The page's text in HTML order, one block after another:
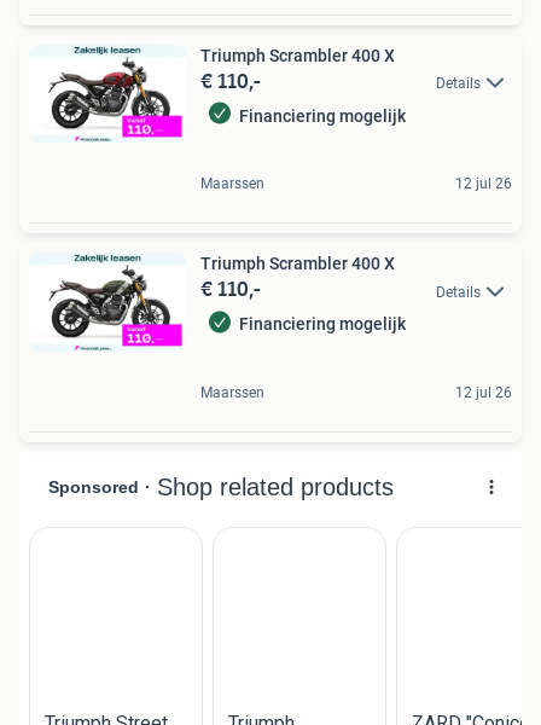
Triumph Scrambler 400 X
€ 110,- Details
Financiering mogelijk
Maarssen 12 jul 26
Triumph Scrambler 400 X
€ 110,- Details
Financiering mogelijk
Maarssen 12 jul 26